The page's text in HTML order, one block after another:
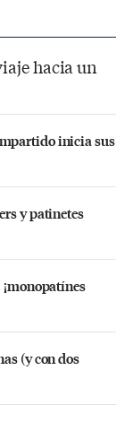
hacia un
inicia sus
y patinetes
(y con dos